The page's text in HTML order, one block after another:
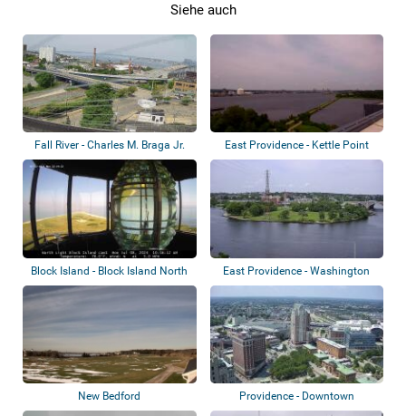
Siehe auch
Fall River - Charles M. Braga Jr.
Memori...
East Providence - Kettle Point
Block Island - Block Island North
Light
East Providence - Washington
Bridge
New Bedford Providence - Downtown